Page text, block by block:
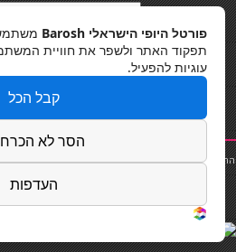
מדיניות פרטיות
החלקות שיער|תאורה לבית|פאות ותוספות שיער|נייל
פורטל היופי הישראלי Barosh
תפקוד האתר ולשפר את חוויית
עוגיות להפעיל.
קבל הכל
הסר לא
העדפות